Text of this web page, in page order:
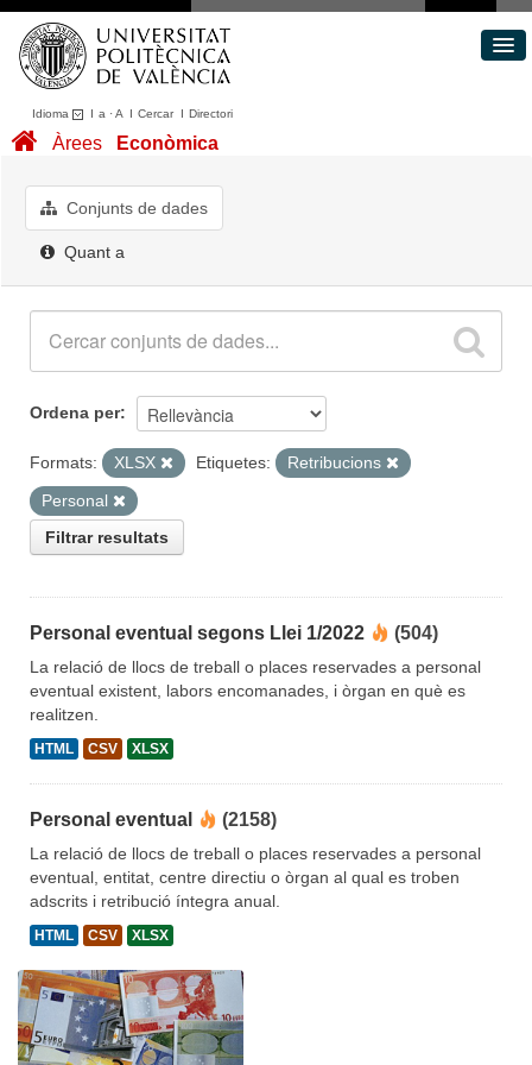
Idioma I a ·A I CercarI Directori
Conjunts de dades
Quant a
Àrees Econòmica
Conjunts de dades
Quant a
Ordena per
Formats: XLSX Etiquetes:
Retribucions
Personal
Filtrar resultats
Personal eventual segons Llei 1/2022 (504)
La relació de llocs de treball o places reservades a personal
eventual existent, labors encomanades, i òrgan en què es
realitzen.
HTML CSV XLSX
Personal eventual (2158)
La relació de llocs de treball o places reservades a personal
eventual, entitat, centre directiu o òrgan al qual es troben
adscrits i retribució íntegra anual.
HTML CSV XLSX